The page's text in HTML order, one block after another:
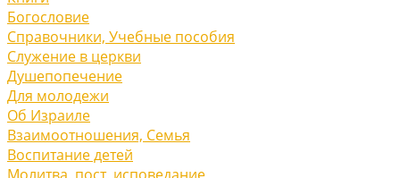
Богословие
Справочники, Учебные пособия
Служение в церкви
Душепопечение
Для молодежи
Об Израиле
Взаимоотношения, Cемья
Воспитание детей